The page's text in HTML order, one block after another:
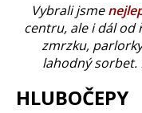
Vybrali jsme
centru, ale i dál od
zmrzku,
lahodný sorbet.
HLUBOČEPY